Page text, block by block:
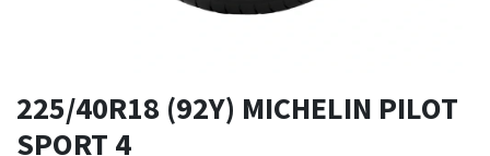
225/40R18 (92Y) MICHELIN PILOT
SPORT 4